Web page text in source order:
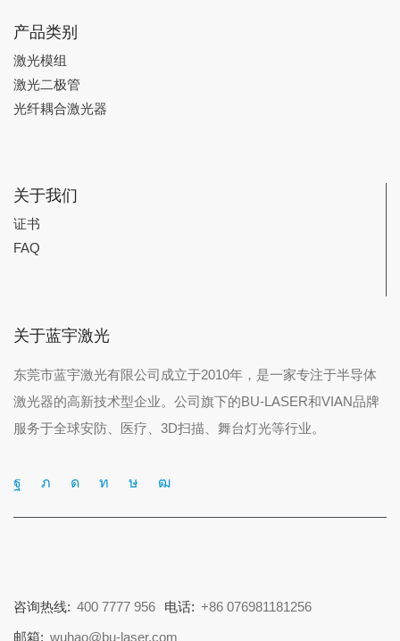
产品类别
激光模组
激光二极管
光纤耦合激光器
关于我们
证书
FAQ
关于蓝宇激光
东莞市蓝宇激光有限公司成立于2010年，是一家专注于半导体
激光器的高新技术型企业。公司旗下的BU-LASER和VIAN品牌
服务于全球安防、医疗、3D扫描、舞台灯光等行业。
咨询热线: 400 7777 956 电话: +86 076981181256
邮箱: wuhao@bu-laser.com